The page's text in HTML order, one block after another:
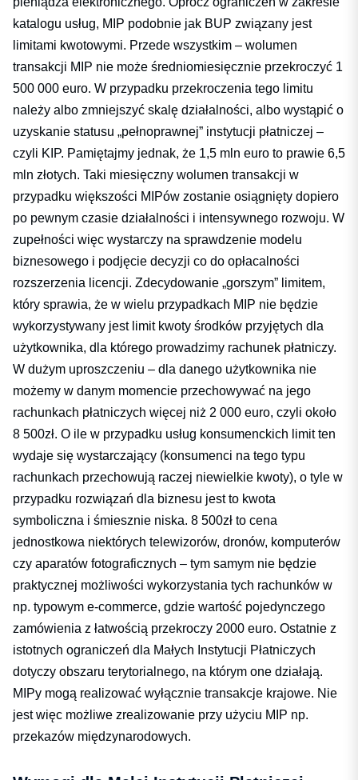
katalogu usług, MIP podobnie jak BUP związany jest
limitami kwotowymi. Przede wszystkim – wolumen
transakcji MIP nie może średniomiesięcznie przekroczyć 1
500 000 euro. W przypadku przekroczenia tego limitu
należy albo zmniejszyć skalę działalności, albo wystąpić o
uzyskanie statusu „pełnoprawnej” instytucji płatniczej –
czyli KIP. Pamiętajmy jednak, że 1,5 mln euro to prawie 6,5
mln złotych. Taki miesięczny wolumen transakcji w
przypadku większości MIPów zostanie osiągnięty dopiero
po pewnym czasie działalności i intensywnego rozwoju. W
zupełności więc wystarczy na sprawdzenie modelu
biznesowego i podjęcie decyzji co do opłacalności
rozszerzenia licencji. Zdecydowanie „gorszym” limitem,
który sprawia, że w wielu przypadkach MIP nie będzie
wykorzystywany jest limit kwoty środków przyjętych dla
użytkownika, dla którego prowadzimy rachunek płatniczy.
W dużym uproszczeniu – dla danego użytkownika nie
możemy w danym momencie przechowywać na jego
rachunkach płatniczych więcej niż 2 000 euro, czyli około
8 500zł. O ile w przypadku usług konsumenckich limit ten
wydaje się wystarczający (konsumenci na tego typu
rachunkach przechowują raczej niewielkie kwoty), o tyle w
przypadku rozwiązań dla biznesu jest to kwota
symboliczna i śmiesznie niska. 8 500zł to cena
jednostkowa niektórych telewizorów, dronów, komputerów
czy aparatów fotograficznych – tym samym nie będzie
praktycznej możliwości wykorzystania tych rachunków w
np. typowym e-commerce, gdzie wartość pojedynczego
zamówienia z łatwością przekroczy 2000 euro. Ostatnie z
istotnych ograniczeń dla Małych Instytucji Płatniczych
dotyczy obszaru terytorialnego, na którym one działają.
MIPy mogą realizować wyłącznie transakcje krajowe. Nie
jest więc możliwe zrealizowanie przy użyciu MIP np.
przekazów międzynarodowych.